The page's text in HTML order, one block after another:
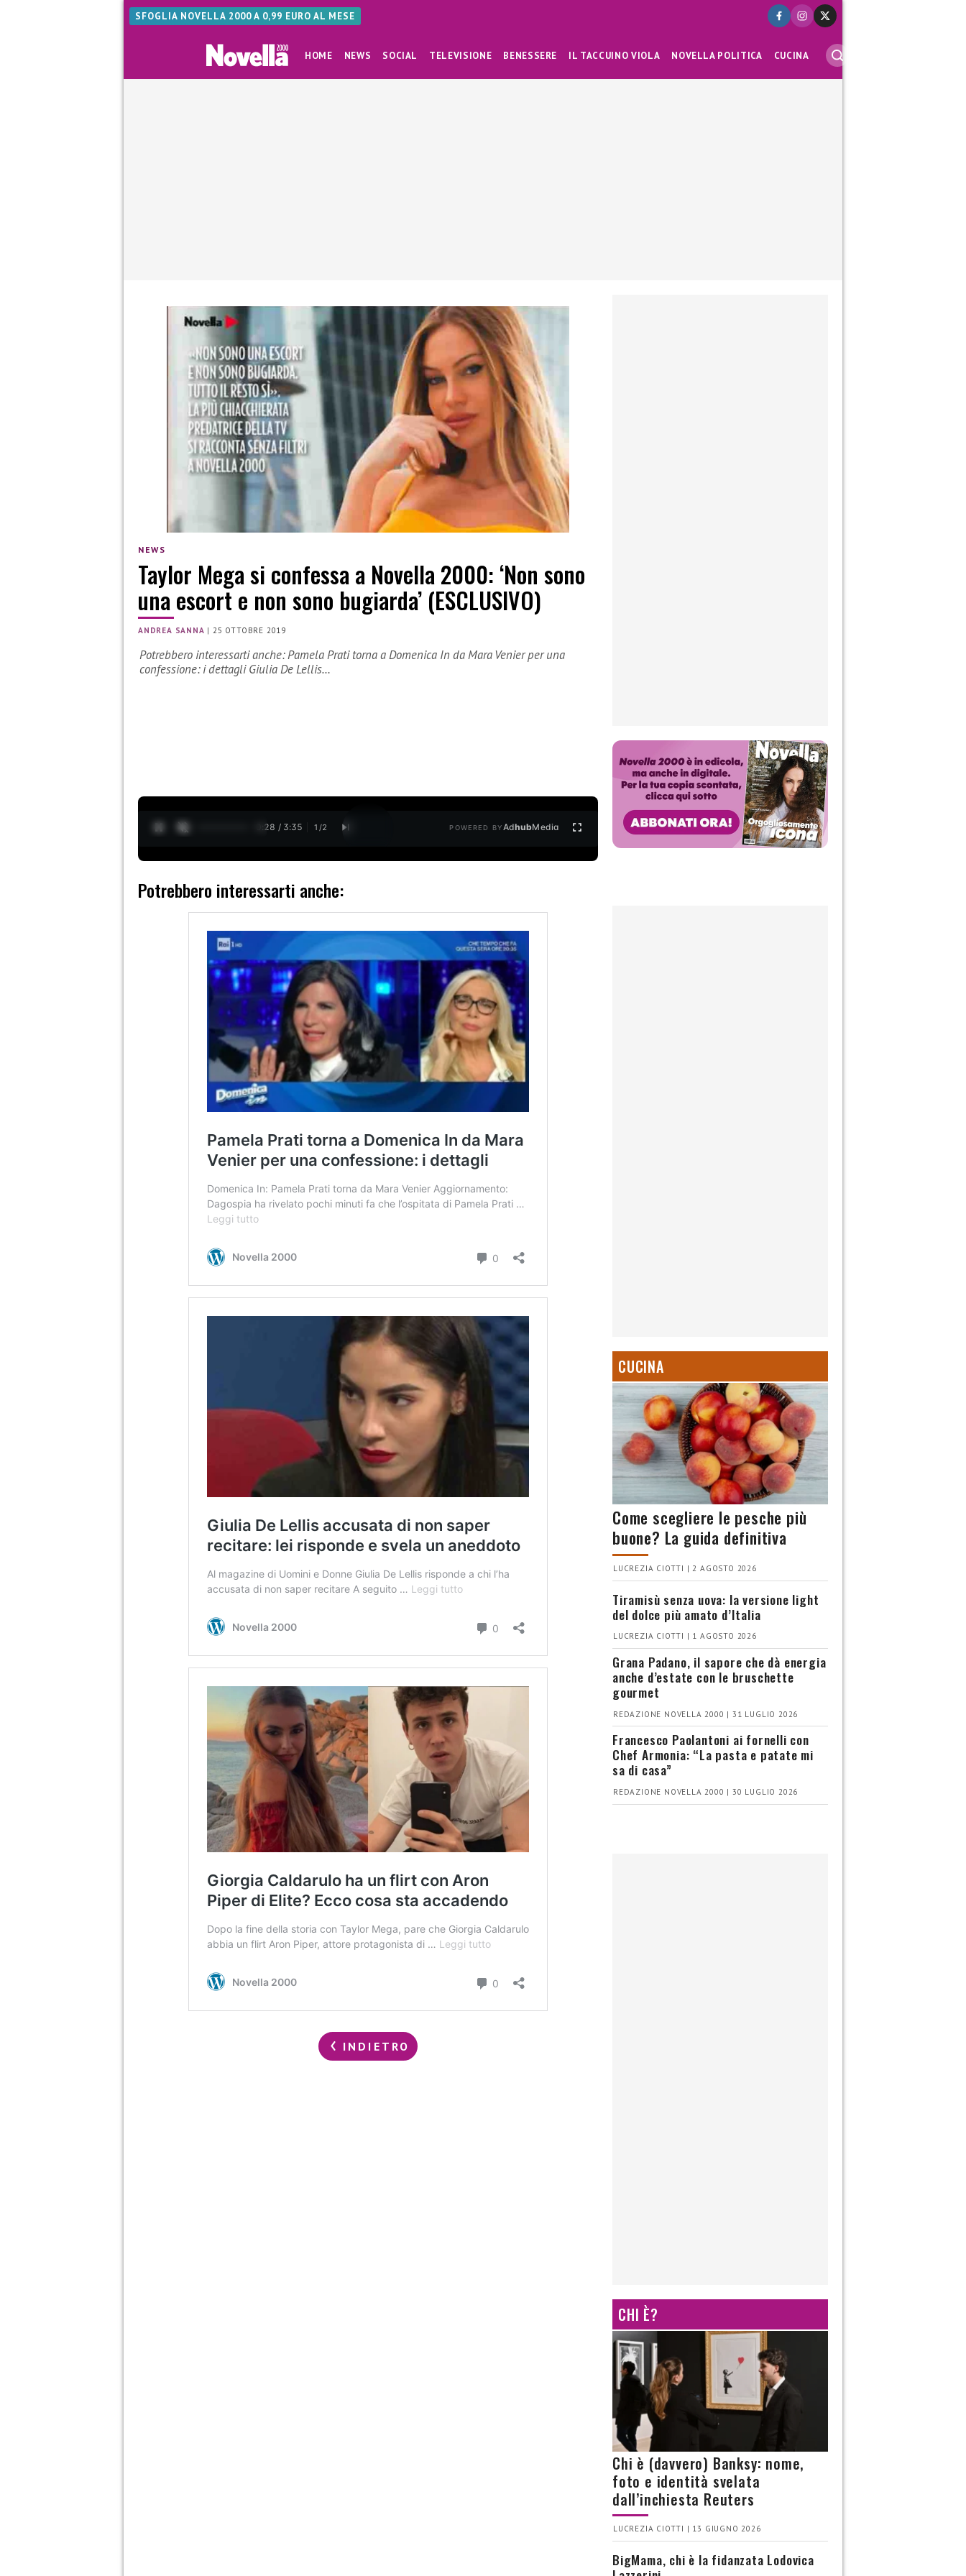
SFOGLIA NOVELLA 2000 A 0,99 EURO AL MESE
HOME NEWS SOCIAL TELEVISIONE BENESSERE IL TACCUINO VIOLA NOVELLA POLITICA CUCINA
NEWS
Taylor Mega si confessa a Novella 2000: ‘Non sono
una escort e non sono bugiarda’ (ESCLUSIVO)
ANDREA SANNA |25 OTTOBRE 2019
Potrebbero interessarti anche: Pamela Prati torna a Domenica In da Mara Venier per una
confessione: i dettagli Giulia De Lellis…
0:29 / 3:35 1 /2 POWERED BYAdhubMedia
Potrebbero interessarti anche:
INDIETRO
CUCINA
Come scegliere le pesche più
buone? La guida definitiva
LUCREZIA CIOTTI | 2 AGOSTO 2026
Tiramisù senza uova: la versione light
del dolce più amato d’Italia
LUCREZIA CIOTTI | 1 AGOSTO 2026
Grana Padano, il sapore che dà energia
anche d’estate con le bruschette
gourmet
REDAZIONE NOVELLA 2000 | 31 LUGLIO 2026
Francesco Paolantoni ai fornelli con
Chef Armonia: “La pasta e patate mi
sa di casa”
REDAZIONE NOVELLA 2000 | 30 LUGLIO 2026
CHI È?
Chi è (davvero) Banksy: nome,
foto e identità svelata
dall’inchiesta Reuters
LUCREZIA CIOTTI | 13 GIUGNO 2026
BigMama, chi è la fidanzata Lodovica